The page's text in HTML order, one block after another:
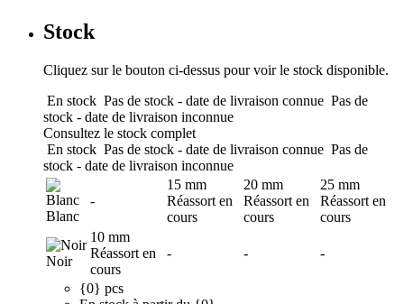
Stock
Cliquez sur le bouton ci-dessus pour voir le stock disponible.
En stock Pas de stock - date de livraison connue Pas de
stock - date de livraison inconnue
Consultez le stock complet
En stock Pas de stock - date de livraison connue Pas de
stock - date de livraison inconnue
Blanc
-
15 mm
Réassort en
cours
20 mm
Réassort en
cours
25 mm
Réassort en
cours
Noir
10 mm
Réassort en
cours
- - -
{0} pcs